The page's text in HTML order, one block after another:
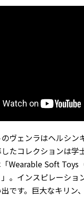
ヴェンラはヘルシン
たコレクションは学
Wearable Soft Toys
。インスピレーショ
です。巨大なキリン